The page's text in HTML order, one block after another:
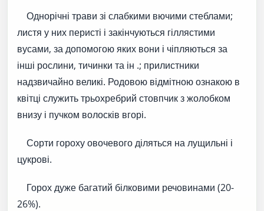
Однорічні трави зі слабкими вючими стеблами;
листя у них перисті і закінчуються гіллястими
вусами, за допомогою яких вони і чіпляються за
інші рослини, тичинки та ін .; прилистники
надзвичайно великі. Родовою відмітною ознакою в
квітці служить трьохребрий стовпчик з жолобком
внизу і пучком волосків вгорі.
Сорти гороху овочевого діляться на лущильні і
цукрові.
Горох дуже багатий білковими речовинами (20-
26%).